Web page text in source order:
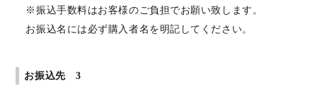
※振込手数料はお客様のご負担でお願い致します。
お振込名には必ず購入者名を明記してください。
お振込先 3